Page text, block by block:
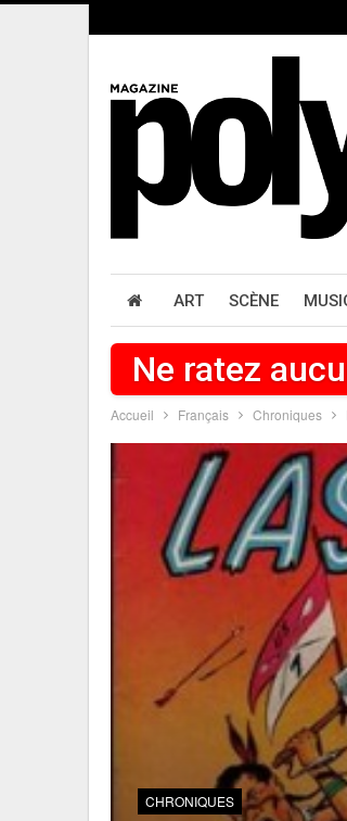
ART SCÈNE
Ne ratez
Accueil Français Chroniques
CHRONIQUES